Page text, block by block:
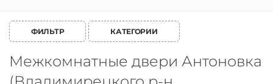
ФИЛЬТР КАТЕГОРИИ
Межкомнатные двери Антоновка